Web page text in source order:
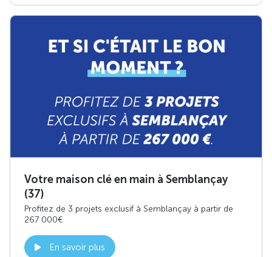
Votre maison clé en main à Semblançay
(37)
Profitez de 3 projets exclusif à Semblançay à partir de
267 000€
En savoir plus